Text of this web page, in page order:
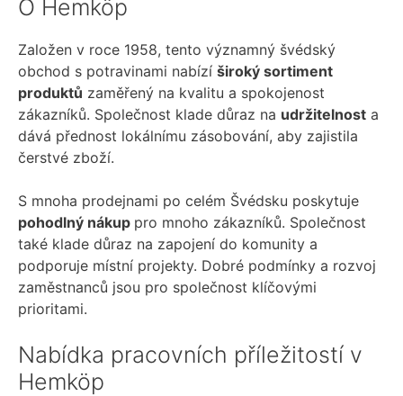
O Hemköp
Založen v roce 1958, tento významný švédský
obchod s potravinami nabízí široký sortiment
produktů zaměřený na kvalitu a spokojenost
zákazníků. Společnost klade důraz na udržitelnost a
dává přednost lokálnímu zásobování, aby zajistila
čerstvé zboží.
S mnoha prodejnami po celém Švédsku poskytuje
pohodlný nákup pro mnoho zákazníků. Společnost
také klade důraz na zapojení do komunity a
podporuje místní projekty. Dobré podmínky a rozvoj
zaměstnanců jsou pro společnost klíčovými
prioritami.
Nabídka pracovních příležitostí v
Hemköp